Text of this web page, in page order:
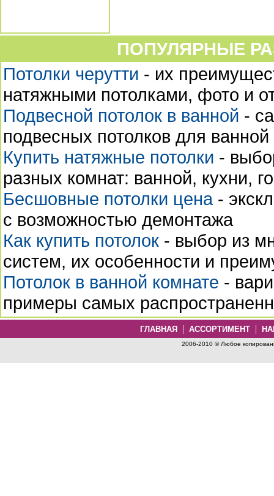
ПОПУЛЯРНЫЕ
Потолки черутти - их
натяжными потолками, фото и
Подвесной потолок в ванной -
подвесных потолков для
Купить натяжные потолки -
разных комнат: ванной, кухни,
Бесшовные потолки цена-
с возможностью демонтажа
Как купить потолок - выбор из
систем, их особенности и
Потолок в ванной комнате -
примеры самых
ГЛАВНАЯ | АССОРТИМЕНТ |
2006-2010 © Любое